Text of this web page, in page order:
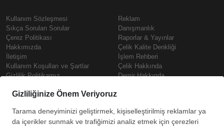
Kullanım Sözleşmesi
Sıkça Sorulan Sorular
Çerez Politikası
Hakkımızda
İletişim
Kullanım Koşulları ve Şartlar
Gizlilik Politikamız
Prime
Reklam
Danışmanlık
Raporlar & Yayınlar
Çelik Kalite Denkliği
İşlem Rehberi
Çelik Hakkında
Demir Hakkında
Çelik Fiyatları
Copyright © SteelOrbis Elektronik